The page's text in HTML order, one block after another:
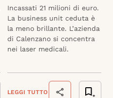
Incassati 21 milioni di euro.
La business unit ceduta è
la meno brillante. L’azienda
di Calenzano si concentra
nei laser medicali.
LEGGI TUTTO